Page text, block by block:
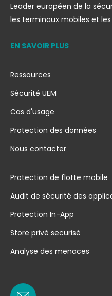
Leader européen de la
les terminaux mobiles et
EN SAVOIR PLUS
Ressources
Sécurité UEM
Cas d'usage
Protection des données
Nous contacter
Protection de flotte mobile
Audit de sécurité des
Protection In-App
Store privé securisé
Analyse des menaces